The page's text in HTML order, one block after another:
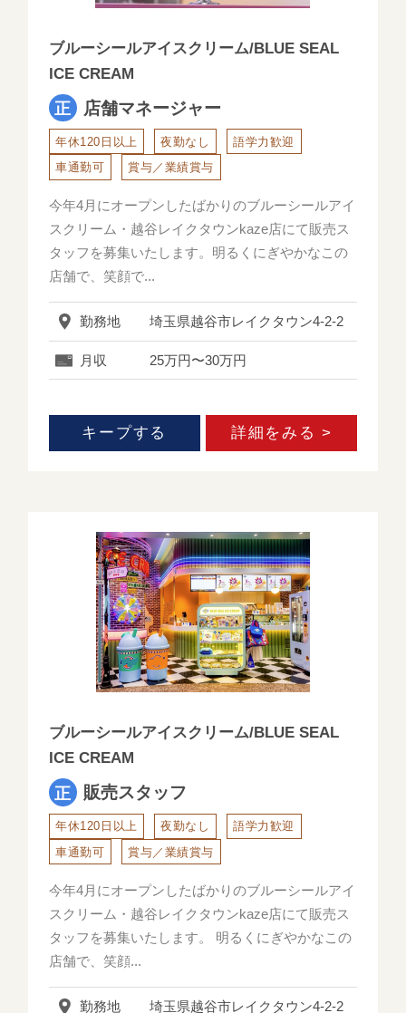
ブルーシールアイスクリーム/BLUE SEAL
ICE CREAM
店舗マネージャー
年休120日以上 夜勤なし
語学力歓迎
車通勤可
賞与／業績賞与
今年4月にオープンしたばかりのブルーシールアイ
スクリーム・越谷レイクタウンkaze店にて販売ス
タッフを募集いたします。明るくにぎやかなこの
店舗で、笑顔で...
勤務地 埼玉県越谷市レイクタウン4-2-2
月収 25万円〜30万円
キープする 詳細をみる >
ブルーシールアイスクリーム/BLUE SEAL
ICE CREAM
販売スタッフ
年休120日以上 夜勤なし
語学力歓迎
車通勤可
賞与／業績賞与
今年4月にオープンしたばかりのブルーシールアイ
スクリーム・越谷レイクタウンkaze店にて販売ス
タッフを募集いたします。 明るくにぎやかなこの
店舗で、笑顔...
勤務地 埼玉県越谷市レイクタウン4-2-2